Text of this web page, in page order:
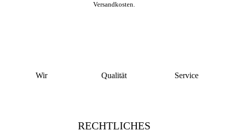
Versandkosten.
Wir Qualität Service
RECHTLICHES